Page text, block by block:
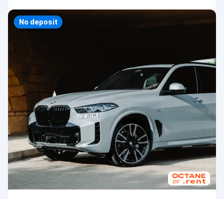
Priority
No deposit